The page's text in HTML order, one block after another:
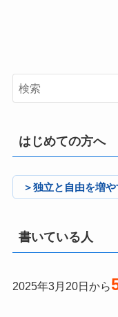
はじめての方へ
＞独立と自由を増
書いている人
2025年3月20日から